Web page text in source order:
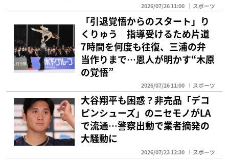
2026/07/26 11:00 スポーツ
「引退覚悟からのスタート」り
くりゅう 指導受けるため片道
7時間を何度も往復、三浦の弁
当作りまで…恩人が明かす“木原
の覚悟”
2026/07/26 11:00 スポーツ
大谷翔平も困惑？非売品「デコ
ピンシューズ」のニセモノがLA
で流通…警察出動で業者摘発の
大騒動に
2026/07/23 12:30 スポーツ